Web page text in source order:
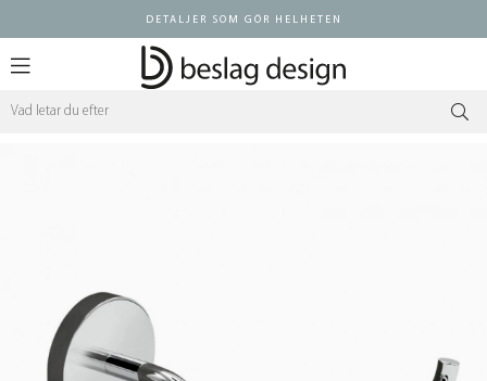
DETALJER SOM GÖR HELHETEN